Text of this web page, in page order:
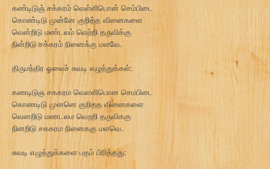
கண்டிடுஞ் சக்கரம் வெள்ளிபொன் செம்பிடை
கொண்டிடு முன்னே குறித்த வினைகளை
வென்றிடு மண்டலம் வெற்றி தருவிக்கு
நின்றிடு சக்கரம் நினைக்கு மளவே.
திருமந்திர ஓலைச் சுவடி எழுத்துக்கள்:
கணடிடுஞ சககரம வெளளிபொன செமபிடை
கொணடிடு முனனெ குறிதத வினைகளை
வெனறிடு மணடலம வெறறி தருவிககு
நினறிடு சககரம நினைககு மளவெ.
சுவடி எழுத்துக்களை பதம் பிரித்தது: